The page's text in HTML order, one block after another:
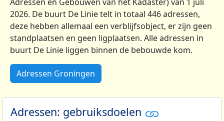
2026. De buurt De Linie telt in totaal 446 adressen,
deze hebben allemaal een verblijfsobject, er zijn geen
standplaatsen en geen ligplaatsen. Alle adressen in
buurt De Linie liggen binnen de bebouwde kom.
Adressen Groningen
Adressen: gebruiksdoelen